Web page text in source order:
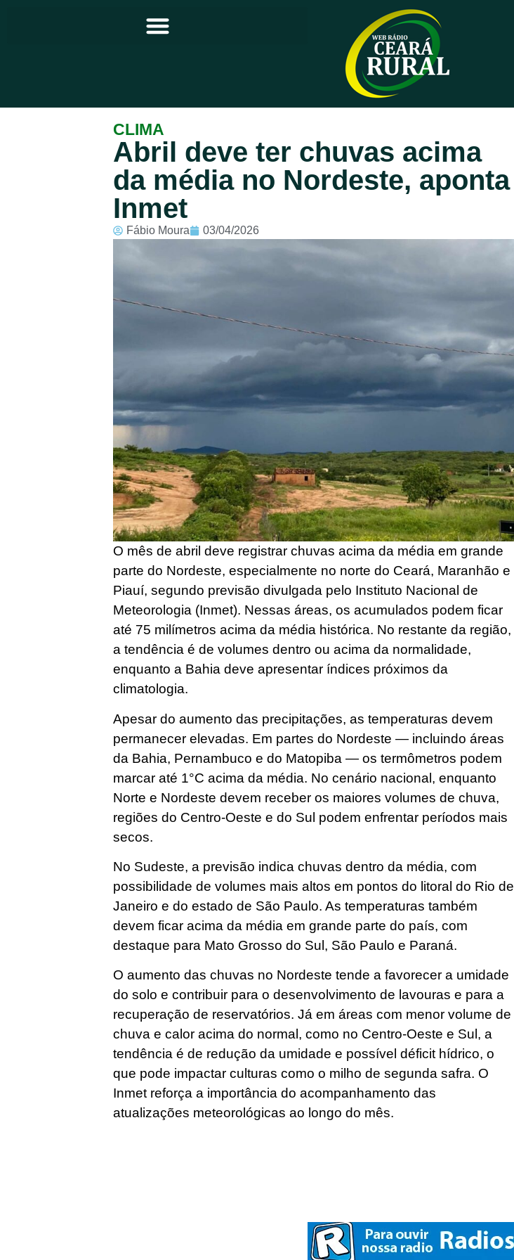
Principal
Notícias
Programação
Equipe
Contato
CLIMA
Abril deve ter chuvas acima
da média no Nordeste, aponta
Inmet
Fábio Moura 03/04/2026
O mês de abril deve registrar chuvas acima da média em grande
parte do Nordeste, especialmente no norte do Ceará, Maranhão e
Piauí, segundo previsão divulgada pelo Instituto Nacional de
Meteorologia (Inmet). Nessas áreas, os acumulados podem ficar
até 75 milímetros acima da média histórica. No restante da região,
a tendência é de volumes dentro ou acima da normalidade,
enquanto a Bahia deve apresentar índices próximos da
climatologia.
Apesar do aumento das precipitações, as temperaturas devem
permanecer elevadas. Em partes do Nordeste — incluindo áreas
da Bahia, Pernambuco e do Matopiba — os termômetros podem
marcar até 1°C acima da média. No cenário nacional, enquanto
Norte e Nordeste devem receber os maiores volumes de chuva,
regiões do Centro-Oeste e do Sul podem enfrentar períodos mais
secos.
No Sudeste, a previsão indica chuvas dentro da média, com
possibilidade de volumes mais altos em pontos do litoral do Rio de
Janeiro e do estado de São Paulo. As temperaturas também
devem ficar acima da média em grande parte do país, com
destaque para Mato Grosso do Sul, São Paulo e Paraná.
O aumento das chuvas no Nordeste tende a favorecer a umidade
do solo e contribuir para o desenvolvimento de lavouras e para a
recuperação de reservatórios. Já em áreas com menor volume de
chuva e calor acima do normal, como no Centro-Oeste e Sul, a
tendência é de redução da umidade e possível déficit hídrico, o
que pode impactar culturas como o milho de segunda safra. O
Inmet reforça a importância do acompanhamento das
atualizações meteorológicas ao longo do mês.